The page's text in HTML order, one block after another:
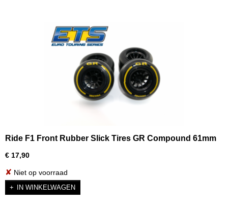
Ride F1 Front Rubber Slick Tires GR Compound 61mm
€ 17,90
✘ Niet op voorraad
IN WINKELWAGEN